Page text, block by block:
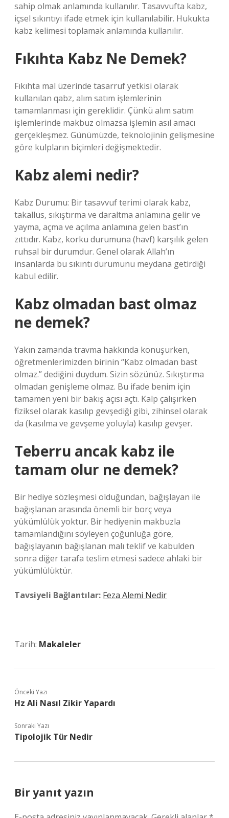
sahip olmak anlamında kullanılır. Tasavvufta kabz,
içsel sıkıntıyı ifade etmek için kullanılabilir. Hukukta
kabz kelimesi toplamak anlamında kullanılır.
Fıkıhta Kabz Ne Demek?
Fıkıhta mal üzerinde tasarruf yetkisi olarak
kullanılan qabz, alım satım işlemlerinin
tamamlanması için gereklidir. Çünkü alım satım
işlemlerinde makbuz olmazsa işlemin asıl amacı
gerçekleşmez. Günümüzde, teknolojinin gelişmesine
göre kulpların biçimleri değişmektedir.
Kabz alemi nedir?
Kabz Durumu: Bir tasavvuf terimi olarak kabz,
takallus, sıkıştırma ve daraltma anlamına gelir ve
yayma, açma ve açılma anlamına gelen bast’ın
zıttıdır. Kabz, korku durumuna (havf) karşılık gelen
ruhsal bir durumdur. Genel olarak Allah’ın
insanlarda bu sıkıntı durumunu meydana getirdiği
kabul edilir.
Kabz olmadan bast olmaz
ne demek?
Yakın zamanda travma hakkında konuşurken,
öğretmenlerimizden birinin “Kabz olmadan bast
olmaz.” dediğini duydum. Sizin sözünüz. Sıkıştırma
olmadan genişleme olmaz. Bu ifade benim için
tamamen yeni bir bakış açısı açtı. Kalp çalışırken
fiziksel olarak kasılıp gevşediği gibi, zihinsel olarak
da (kasılma ve gevşeme yoluyla) kasılıp gevşer.
Teberru ancak kabz ile
tamam olur ne demek?
Bir hediye sözleşmesi olduğundan, bağışlayan ile
bağışlanan arasında önemli bir borç veya
yükümlülük yoktur. Bir hediyenin makbuzla
tamamlandığını söyleyen çoğunluğa göre,
bağışlayanın bağışlanan malı teklif ve kabulden
sonra diğer tarafa teslim etmesi sadece ahlaki bir
yükümlülüktür.
Tavsiyeli Bağlantılar: Feza Alemi Nedir
Tarih: Makaleler
Önceki Yazı
Hz Ali Nasıl Zikir Yapardı
Sonraki Yazı
Tipolojik Tür Nedir
Bir yanıt yazın